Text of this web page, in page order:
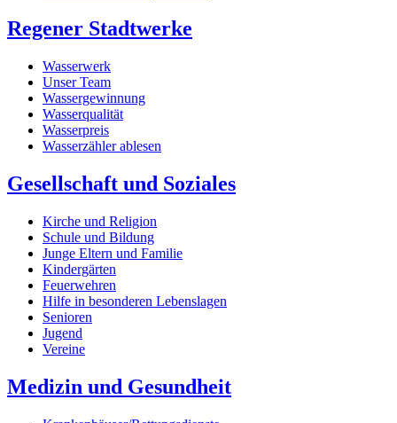
Regener Stadtwerke
Wasserwerk
Unser Team
Wassergewinnung
Wasserqualität
Wasserpreis
Wasserzähler ablesen
Gesellschaft und Soziales
Kirche und Religion
Schule und Bildung
Junge Eltern und Familie
Kindergärten
Feuerwehren
Hilfe in besonderen Lebenslagen
Senioren
Jugend
Vereine
Medizin und Gesundheit